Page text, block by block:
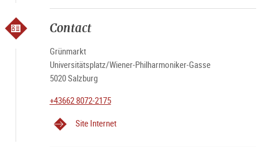
Contact
Grünmarkt
Universitätsplatz/Wiener-Philharmoniker-Gasse
5020 Salzburg
+43662 8072-2175
Site Internet